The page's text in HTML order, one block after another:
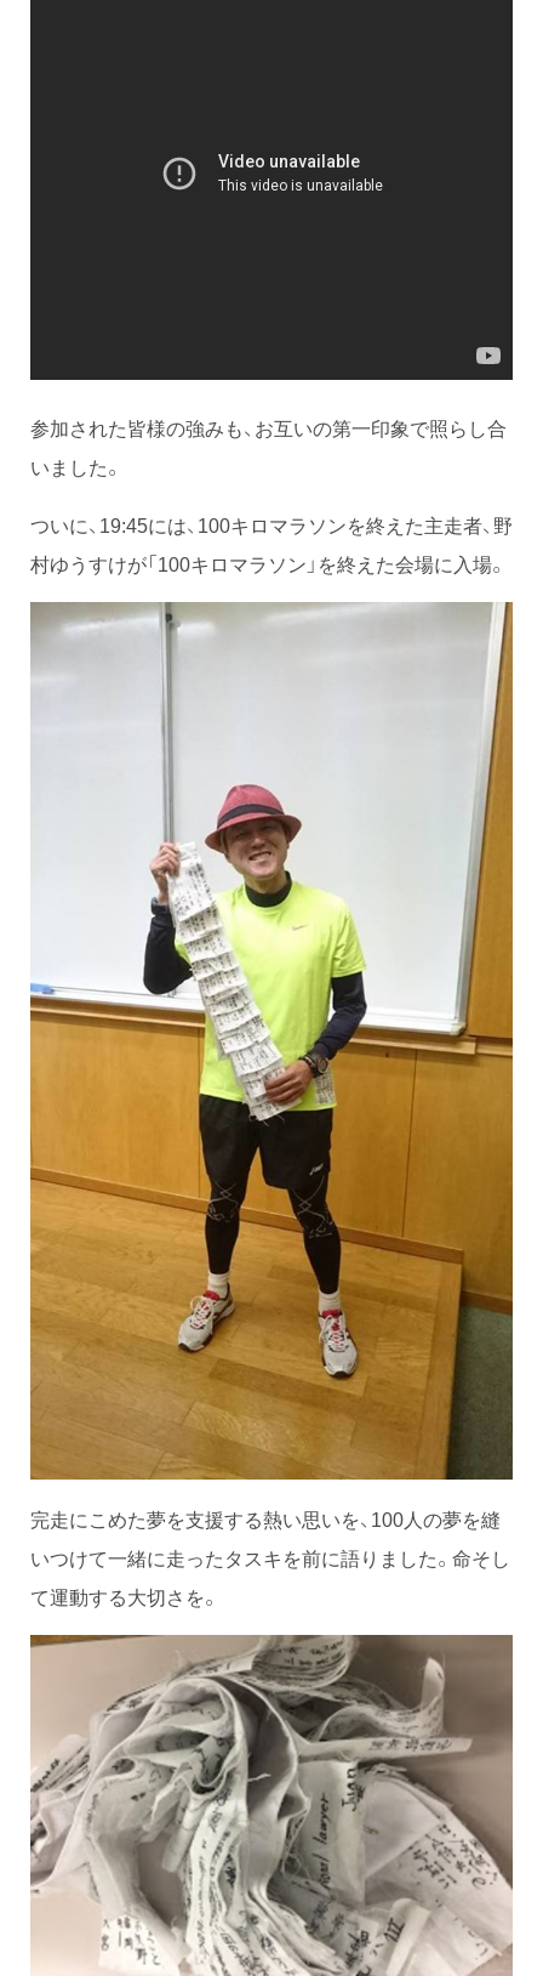
参加された皆様の強みも、お互いの第一印象で照らし合
いました。
ついに、19:45には、100キロマラソンを終えた主走者、野
村ゆうすけが「100キロマラソン」を終えた会場に入場。
完走にこめた夢を支援する熱い思いを、100人の夢を縫
いつけて一緒に走ったタスキを前に語りました。命そし
て運動する大切さを。